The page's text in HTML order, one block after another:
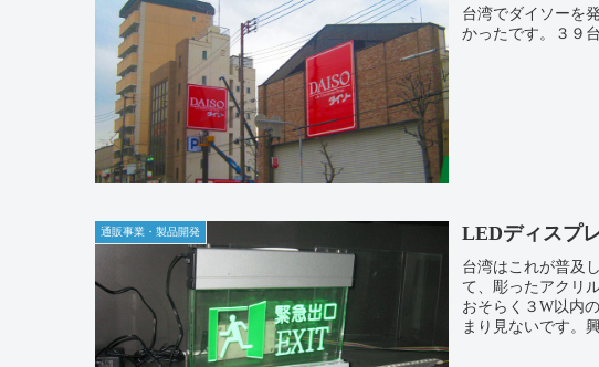
台湾でダイソーを
かったです。３９
通販事業・製品開発 LEDディスプ
台湾はこれが普及
て、彫ったアクリ
おそらく３W以内
まり見ないです。